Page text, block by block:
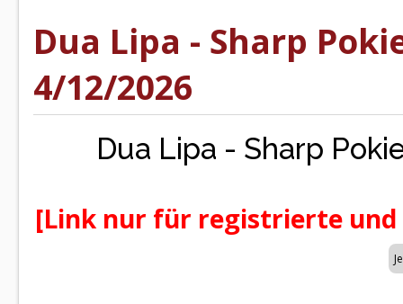
Dua Lipa - Sharp
4/12/2026
Dua Lipa - Sharp
[Link nur für registrierte